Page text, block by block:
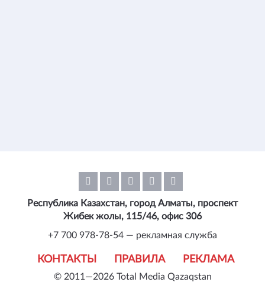
© 2011—2026 Total Media Qazaqstan
КОНТАКТЫ ПРАВИЛА РЕКЛАМА
Республика Казахстан, город Алматы, проспект
Жибек жолы, 115/46, офис 306
+7 700 978-78-54 — рекламная служба